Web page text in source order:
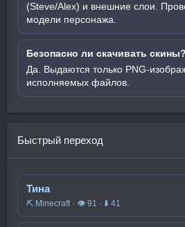
(Steve/Alex) и внешние слои.
модели персонажа.
Безопасно ли скачивать скины?
Да. Выдаются только PNG-
исполняемых файлов.
Быстрый переход
Тина
⛏️ Minecraft · 👁 91 · ⬇ 41